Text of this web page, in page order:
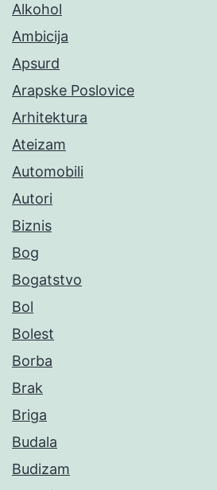
Alkohol
Ambicija
Apsurd
Arapske Poslovice
Arhitektura
Ateizam
Automobili
Autori
Biznis
Bog
Bogatstvo
Bol
Bolest
Borba
Brak
Briga
Budala
Budizam